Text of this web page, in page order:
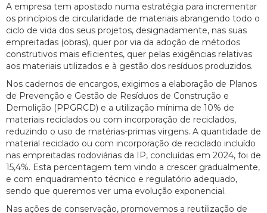
A empresa tem apostado numa estratégia para incrementar
os princípios de circularidade de materiais abrangendo todo o
ciclo de vida dos seus projetos, designadamente, nas suas
empreitadas (obras), quer por via da adoção de métodos
construtivos mais eficientes, quer pelas exigências relativas
aos materiais utilizados e à gestão dos resíduos produzidos.
Nos cadernos de encargos, exigimos a elaboração de Planos
de Prevenção e Gestão de Resíduos de Construção e
Demolição (PPGRCD) e a utilização mínima de 10% de
materiais reciclados ou com incorporação de reciclados,
reduzindo o uso de matérias-primas virgens. A quantidade de
material reciclado ou com incorporação de reciclado incluído
nas empreitadas rodoviárias da IP, concluídas em 2024, foi de
15,4%. Esta percentagem tem vindo a crescer gradualmente,
e com enquadramento técnico e regulatório adequado,
sendo que queremos ver uma evolução exponencial.
Nas ações de conservação, promovemos a reutilização de